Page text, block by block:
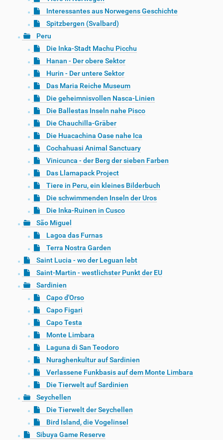
Interessantes aus Norwegens Geschichte
Spitzbergen (Svalbard)
Peru
Die Inka-Stadt Machu Picchu
Hanan - Der obere Sektor
Hurin - Der untere Sektor
Das Maria Reiche Museum
Die geheimnisvollen Nasca-Linien
Die Ballestas Inseln nahe Pisco
Die Chauchilla-Gräber
Die Huacachina Oase nahe Ica
Cochahuasi Animal Sanctuary
Vinicunca - der Berg der sieben Farben
Das Llamapack Project
Tiere in Peru, ein kleines Bilderbuch
Die schwimmenden Inseln der Uros
Die Inka-Ruinen in Cusco
São Miguel
Lagoa das Furnas
Terra Nostra Garden
Saint Lucia - wo der Leguan lebt
Saint-Martin - westlichster Punkt der EU
Sardinien
Capo d'Orso
Capo Figari
Capo Testa
Monte Limbara
Laguna di San Teodoro
Nuraghenkultur auf Sardinien
Verlassene Funkbasis auf dem Monte Limbara
Die Tierwelt auf Sardinien
Seychellen
Die Tierwelt der Seychellen
Bird Island, die Vogelinsel
Sibuya Game Reserve